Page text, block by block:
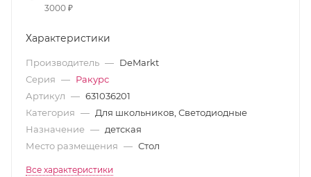
3000 ₽
Характеристики
Производитель — DeMarkt
Серия — Ракурс
Артикул — 631036201
Категория — Для школьников, Светодиодные
Назначение — детская
Место размещения — Стол
Все характеристики